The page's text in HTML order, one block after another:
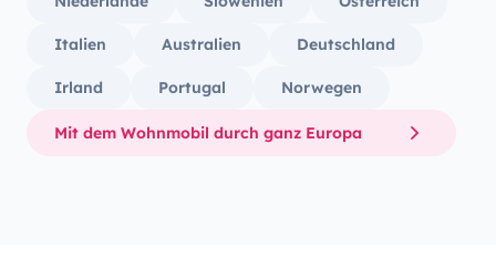
Italien Australien Deutschland
Irland Portugal Norwegen
Mit dem Wohnmobil durch ganz Europa